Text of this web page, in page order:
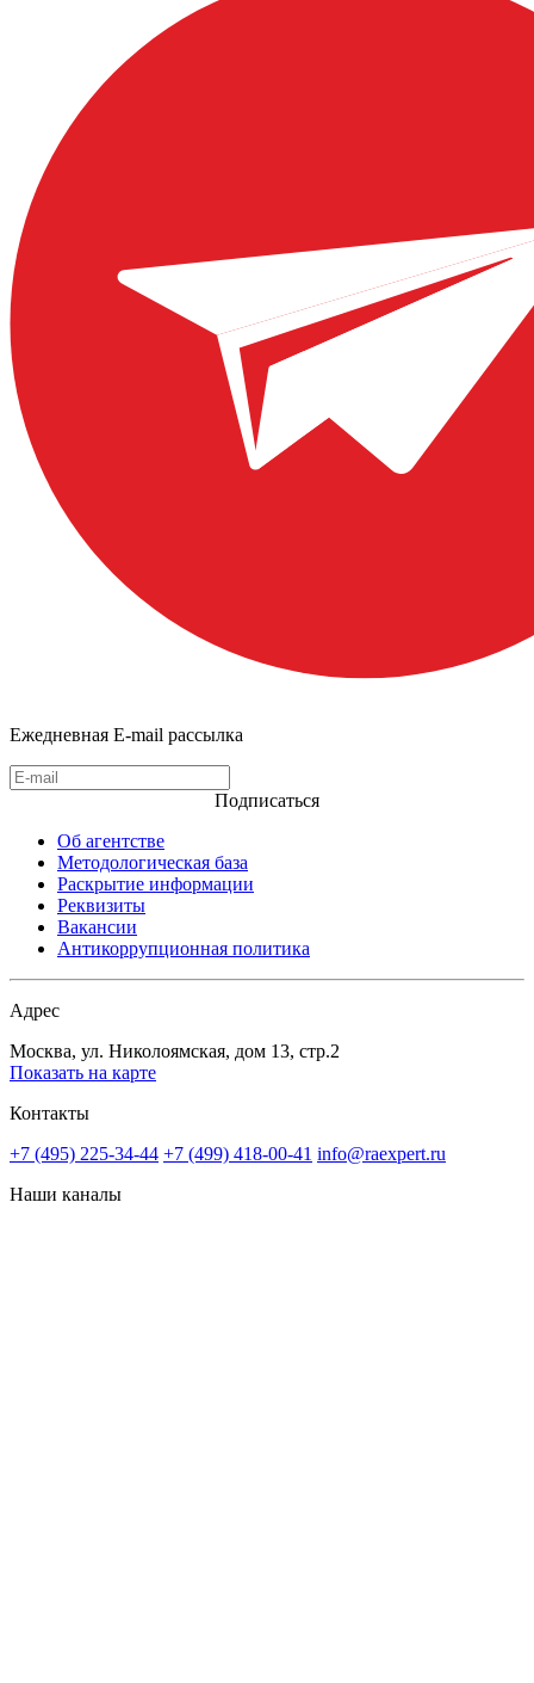
Ежедневная E-mail рассылка
Подписаться
Об агентстве
Методологическая база
Раскрытие информации
Реквизиты
Вакансии
Антикоррупционная политика
Адрес
Москва, ул. Николоямская, дом 13, стр.2
Показать на карте
Контакты
+7 (495) 225-34-44 +7 (499) 418-00-41 info@raexpert.ru
Наши каналы